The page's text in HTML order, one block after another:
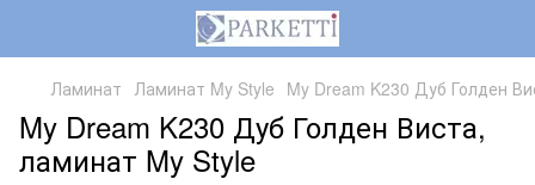
Ламинат Ламинат My Style My Dream K230 Дуб Голден
My Dream K230 Дуб Голден Виста,
ламинат My Style